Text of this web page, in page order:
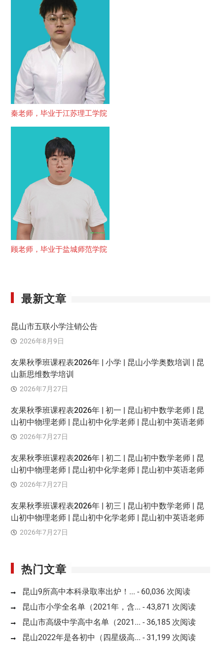
秦老师，毕业于江苏理工学院
顾老师，毕业于盐城师范学院
最新文章
昆山市五联小学注销公告
2026年8月9日
友果秋季班课程表2026年 | 小学 | 昆山小学奥数培训 | 昆
山新思维数学培训
2026年7月27日
友果秋季班课程表2026年 | 初一 | 昆山初中数学老师 | 昆
山初中物理老师 | 昆山初中化学老师 | 昆山初中英语老师
2026年7月27日
友果秋季班课程表2026年 | 初二 | 昆山初中数学老师 | 昆
山初中物理老师 | 昆山初中化学老师 | 昆山初中英语老师
2026年7月27日
友果秋季班课程表2026年 | 初三 | 昆山初中数学老师 | 昆
山初中物理老师 | 昆山初中化学老师 | 昆山初中英语老师
2026年7月27日
热门文章
昆山9所高中本科录取率出炉！... - 60,036 次阅读
昆山市小学全名单（2021年，含... - 43,871 次阅读
昆山市高级中学高中名单（2021... - 36,185 次阅读
昆山2022年是各初中（四星级高... - 31,199 次阅读